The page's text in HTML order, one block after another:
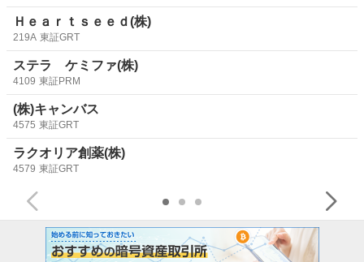
Ｈｅａｒｔｓｅｅｄ(株)
219A 東証GRT
ステラ ケミファ(株)
4109 東証PRM
(株)キャンバス
4575 東証GRT
ラクオリア創薬(株)
4579 東証GRT